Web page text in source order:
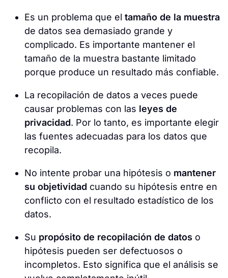
Es un problema que el tamaño de la muestra
de datos sea demasiado grande y
complicado. Es importante mantener el
tamaño de la muestra bastante limitado
porque produce un resultado más confiable.
La recopilación de datos a veces puede
causar problemas con las leyes de
privacidad. Por lo tanto, es importante elegir
las fuentes adecuadas para los datos que
recopila.
No intente probar una hipótesis o mantener
su objetividad cuando su hipótesis entre en
conflicto con el resultado estadístico de los
datos.
Su propósito de recopilación de datos o
hipótesis pueden ser defectuosos o
incompletos. Esto significa que el análisis se